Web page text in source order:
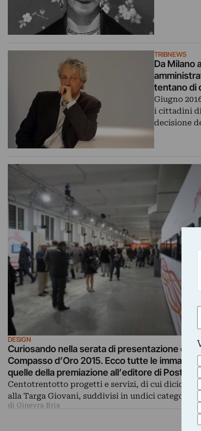
TRIBNEWS
Da Milano
tentano di
Giugno
i cittadini di
decisione
DESIGN
Curiosando nella serata di presentazione del
Compasso d’Oro 2015. Ecco tutte le
quelle della premiazione all’editore di
Gianni Romano
Centotrentotto progetti e servizi, di cui diciotto
alla Targa Giovani, suddivisi in undici categorie…
di Ginevra Bria